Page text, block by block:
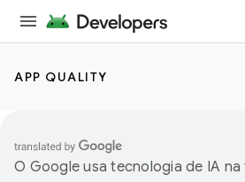
APP QUALITY
O Google usa tecnologia de IA